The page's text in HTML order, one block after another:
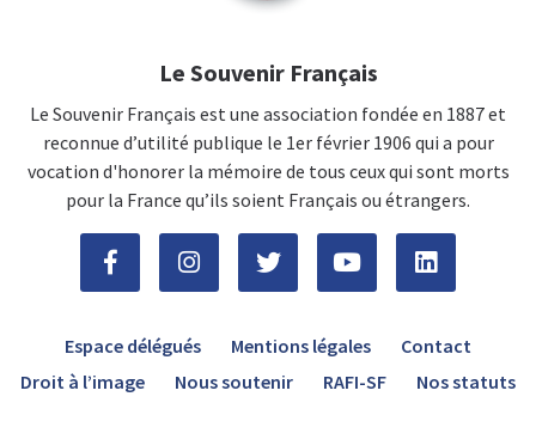
Le Souvenir Français
Le Souvenir Français est une association fondée en 1887 et
reconnue d’utilité publique le 1er février 1906 qui a pour
vocation d'honorer la mémoire de tous ceux qui sont morts
pour la France qu’ils soient Français ou étrangers.
Espace délégués Mentions légales
Contact
Droit à l’image
Nous soutenir RAFI-SF Nos statuts